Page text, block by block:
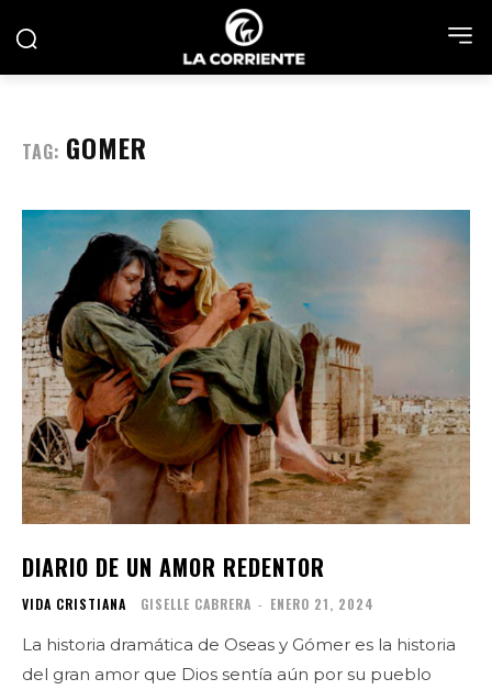
TAG: GOMER
DIARIO DE UN AMOR REDENTOR
VIDA CRISTIANA GISELLE CABRERA - ENERO 21, 2024
La historia dramática de Oseas y Gómer es la historia
del gran amor que Dios sentía aún por su pueblo